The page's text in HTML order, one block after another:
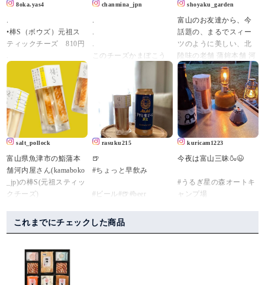
8oka.yas4
.
•棒S（ボウズ）元祖ス
ティックチーズ 810円
可愛らしいスティック
タイプのチーズかまぼ
こを発見！
てことで早速お取り寄
せ。
かまぼこ専門店「河内
屋」さんが開発したス
ーズ「棒S（ボウズ）」
の中から
たっぷり濃厚なチーズ
がサンドされた
チーズかまぼこ大好き
♡
ズの組み合わせって間
違いないやつ。
可愛らしい六角形をし
chanmina_jpn
.
.
.
このチーズかまぼこう
まじでおすすめ😋💚
河内屋の「棒S(ボウ
元祖スティックチーズ
🧀
北陸のお土産ロングセ
みんなも食べてみてね
ん😚💚
shoyaku_garden
富山のお友達から、今
話題の、まるでスィー
ツのように美しい、北
陸味の老舗 蒲鉾本舗 河
内屋さんの
秋季限定創作かまぼこ
詰め合わせ 【秋の実
り】
をいただきました😊
開けた瞬間、あまりの
ｰｰｰｯ♡っと叫んだくら
宝石箱みたい💎✦‧.｡.:
*･:.
いるのでお墨付きです(*
salt_pollock
富山県魚津市の鮨蒲本
舗河内屋さん(kamaboko
_jp)の棒S(元祖スティッ
クチーズ)
美味しさはもちろんで
すが、クリエイティブ
によるネーミング・パ
ッケージなどのデザイ
ンがとても好きな商
rasuku215
🍺
#ちょっと早飲み
#ビール#🍺#beer
#アサヒ生ビール#黒生#
kuricam1223
今夜は富山三昧🍶😉
#うるぎ星の森オートキ
ャンプ場
これまでにチェックした商品